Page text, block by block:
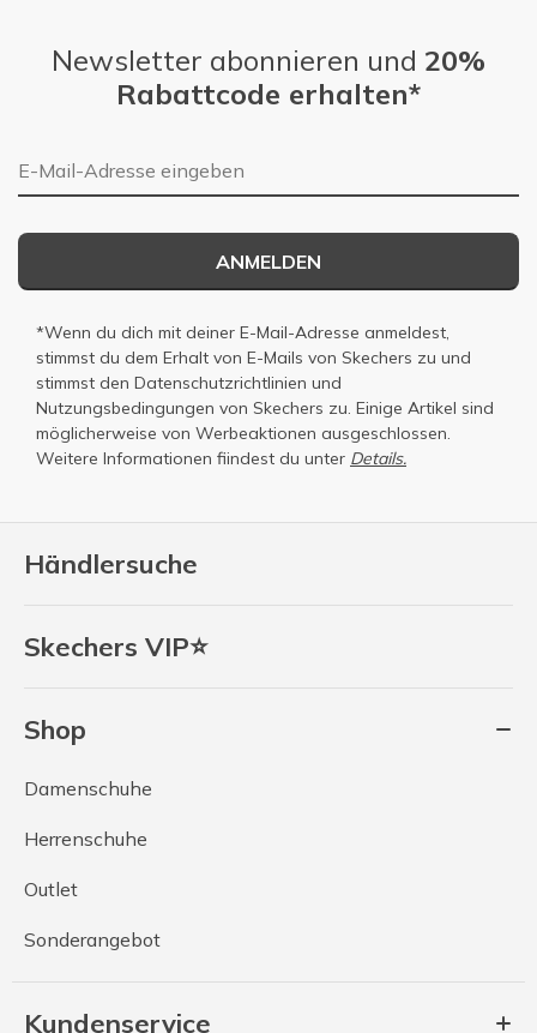
Händlersuche
Skechers VIP⭐
Shop
Damenschuhe
Herrenschuhe
Outlet
Sonderangebot
Kundenservice
Newsletter abonnieren und 20%
Rabattcode erhalten*
E-Mail-Adresse
ANMELDEN
*Wenn du dich mit deiner E-Mail-Adresse anmeldest,
stimmst du dem Erhalt von E-Mails von Skechers zu und
stimmst den Datenschutzrichtlinien und
Nutzungsbedingungen von Skechers zu. Einige Artikel sind
möglicherweise von Werbeaktionen ausgeschlossen.
Weitere Informationen fiindest du unter Details.